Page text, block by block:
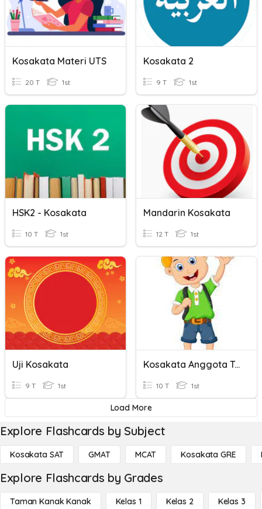
Kosakata Materi UTS
20 T 1st
Kosakata 2
9 T 1st
HSK2 - Kosakata
10 T 1st
Mandarin Kosakata
12 T 1st
Uji Kosakata
9 T 1st
Kosakata Anggota Tubuh
10 T 1st
Load More
Explore Flashcards by Subject
Kosakata SAT GMAT MCAT Kosakata GRE
Explore Flashcards by Grades
Taman Kanak Kanak Kelas 1 Kelas 2 Kelas 3